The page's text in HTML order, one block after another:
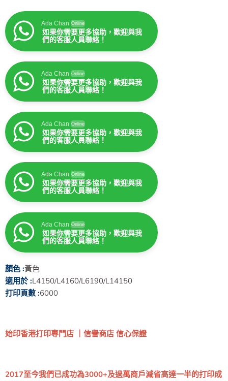
Ada Chan Online
如果你需要更多協助，歡迎與我
們的客服人員聯絡！
Ada Chan Online
如果你需要更多協助，歡迎與我
們的客服人員聯絡！
Ada Chan Online
如果你需要更多協助，歡迎與我
們的客服人員聯絡！
Ada Chan Online
如果你需要更多協助，歡迎與我
們的客服人員聯絡！
Ada Chan Online
如果你需要更多協助，歡迎與我
們的客服人員聯絡！
顏色 :黃色
適用於 :L4150/L4160/L6190/L14150
打印頁數 :6000
始印香港打印專門店 ｜信譽商店 信心保證
2017至今我們已成功為3000+及過萬商戶減省高達一半的打印成